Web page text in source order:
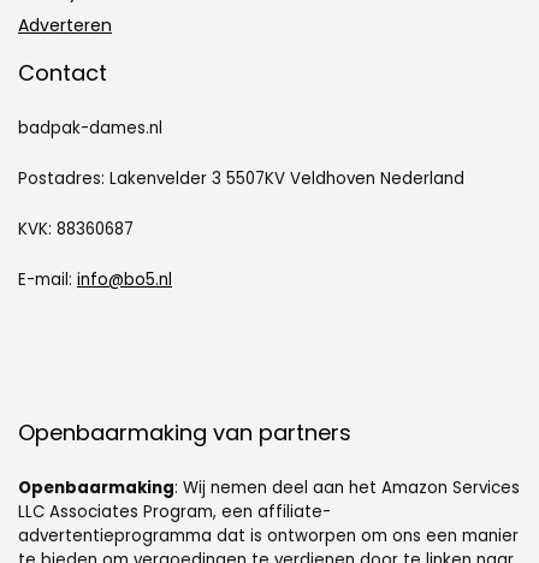
Adverteren
Contact
badpak-dames.nl
Postadres: Lakenvelder 3 5507KV Veldhoven Nederland
KVK: 88360687
E-mail: info@bo5.nl
Openbaarmaking van partners
Openbaarmaking: Wij nemen deel aan het Amazon Services
LLC Associates Program, een affiliate-
advertentieprogramma dat is ontworpen om ons een manier